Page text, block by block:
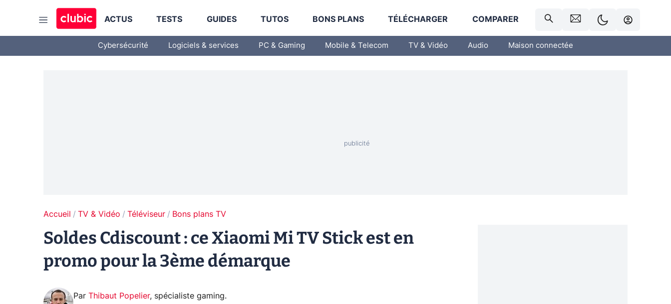
ACTUS TESTS GUIDES TUTOS BONS PLANS TÉLÉCHARGER COMPARER
Cybersécurité Logiciels & services PC & Gaming Mobile & Telecom TV & Vidéo Audio Maison connectée
Accueil TV & Vidéo Téléviseur Bons plans TV
Soldes Cdiscount : ce Xiaomi Mi TV Stick est en
promo pour la 3ème démarque
Par Thibaut Popelier, spécialiste gaming.